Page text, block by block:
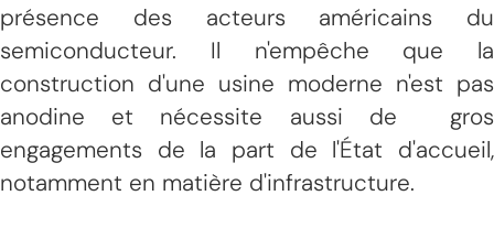
présence des acteurs américains du
semiconducteur. Il n'empêche que la
construction d'une usine moderne n'est pas
anodine et nécessite aussi de gros
engagements de la part de l'État d'accueil,
notamment en matière d'infrastructure.